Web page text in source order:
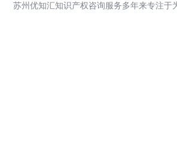
苏州优知汇知识产权咨询服务多年来专注